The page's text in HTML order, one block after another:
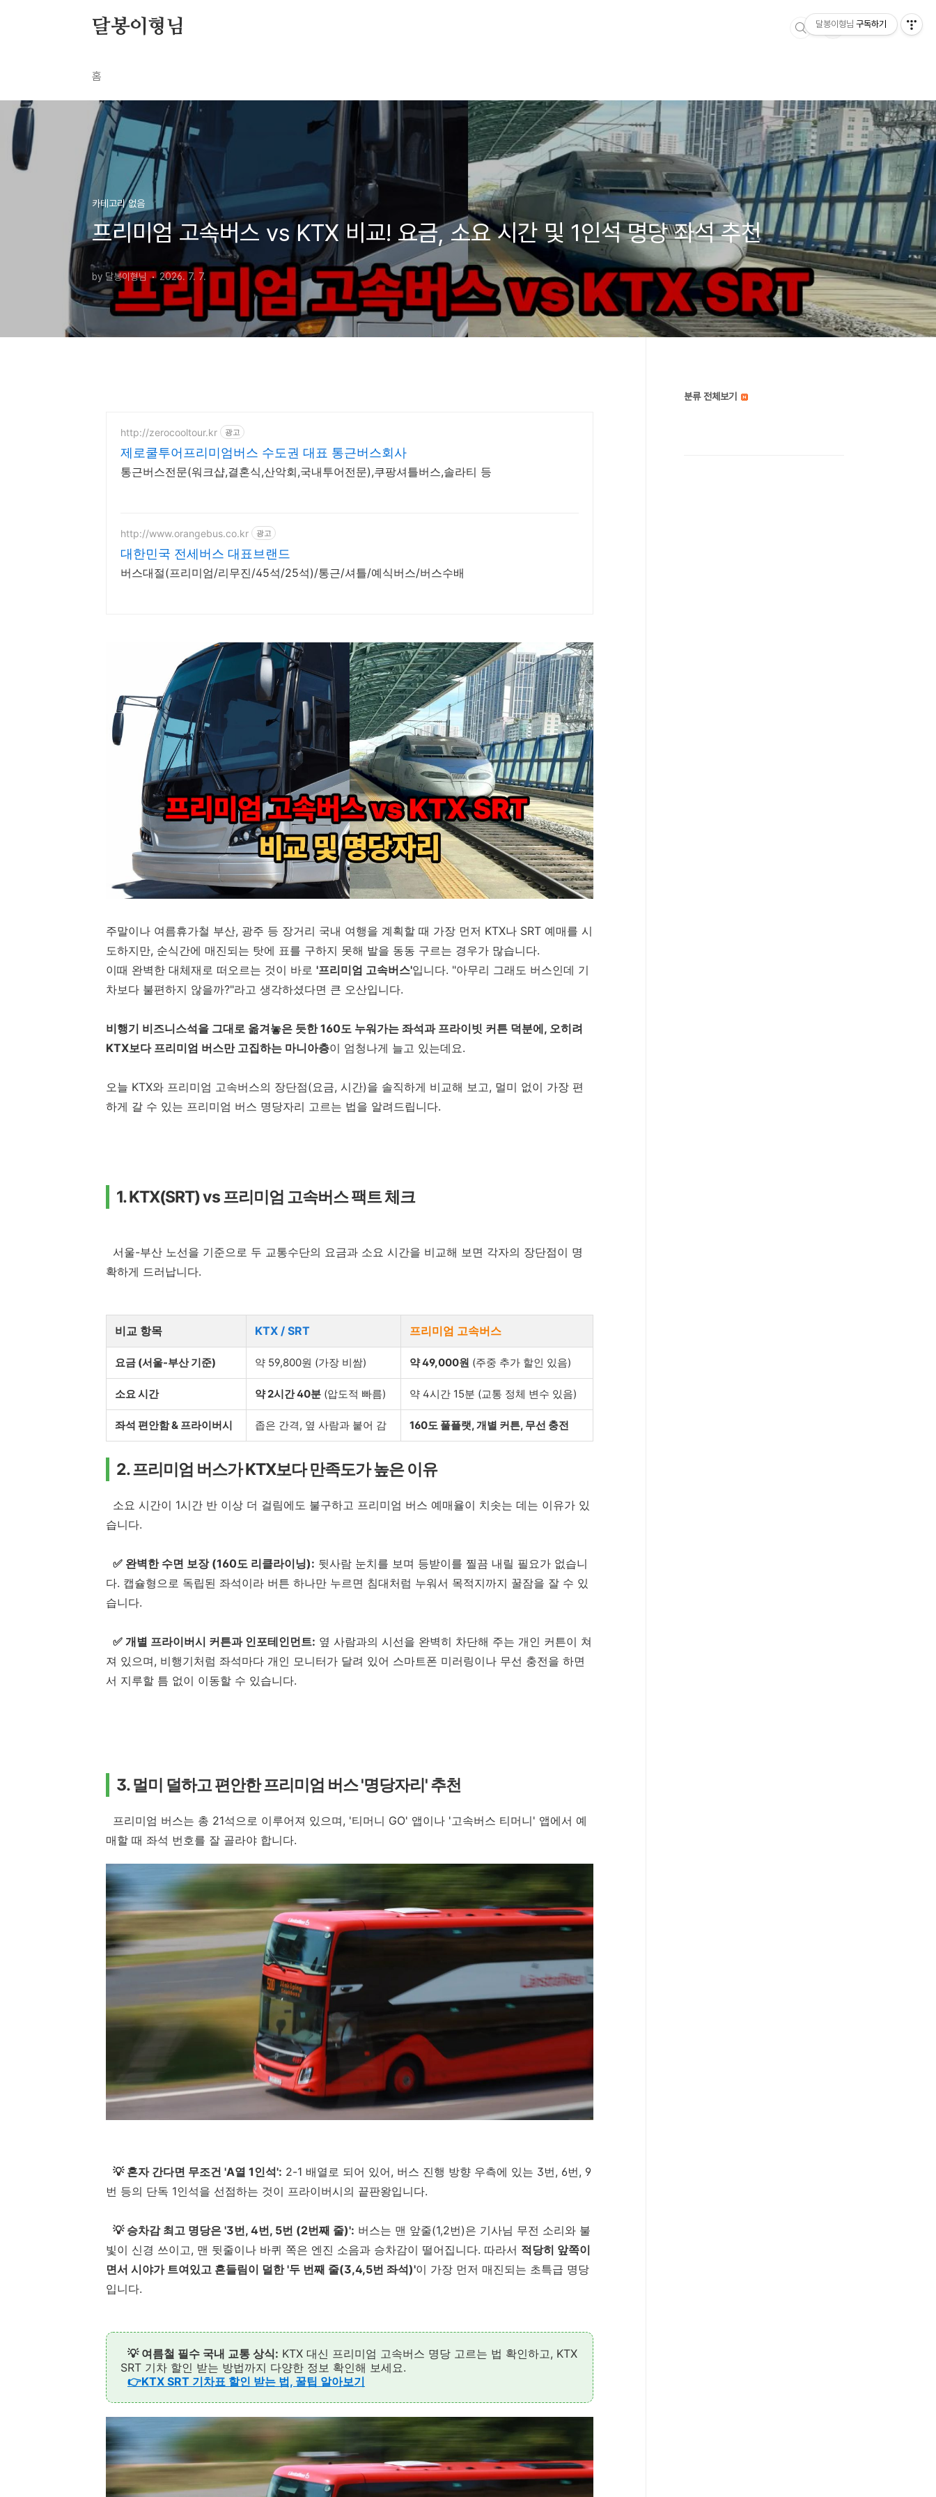
달봉이형님
홈
카테고리 없음
프리미엄 고속버스 vs KTX 비교! 요금, 소요 시간 및 1인석 명당 좌석 추천
by 달봉이형님 2026. 7. 7.
http://zerocooltour.kr 광고
제로쿨투어프리미엄버스 수도권 대표 통근버스회사
통근버스전문(워크샵,결혼식,산악회,국내투어전문),쿠팡셔틀버스,솔라티 등
http://www.orangebus.co.kr 광고
대한민국 전세버스 대표브랜드
버스대절(프리미엄/리무진/45석/25석)/통근/셔틀/예식버스/버스수배
주말이나 여름휴가철 부산, 광주 등 장거리 국내 여행을 계획할 때 가장 먼저 KTX나 SRT 예매를 시
도하지만, 순식간에 매진되는 탓에 표를 구하지 못해 발을 동동 구르는 경우가 많습니다.
이때 완벽한 대체재로 떠오르는 것이 바로 '프리미엄 고속버스'입니다. "아무리 그래도 버스인데 기
차보다 불편하지 않을까?"라고 생각하셨다면 큰 오산입니다.
비행기 비즈니스석을 그대로 옮겨놓은 듯한 160도 누워가는 좌석과 프라이빗 커튼 덕분에, 오히려
KTX보다 프리미엄 버스만 고집하는 마니아층이 엄청나게 늘고 있는데요.
오늘 KTX와 프리미엄 고속버스의 장단점(요금, 시간)을 솔직하게 비교해 보고, 멀미 없이 가장 편
하게 갈 수 있는 프리미엄 버스 명당자리 고르는 법을 알려드립니다.
1. KTX(SRT) vs 프리미엄 고속버스 팩트 체크
서울-부산 노선을 기준으로 두 교통수단의 요금과 소요 시간을 비교해 보면 각자의 장단점이 명
확하게 드러납니다.
비교 항목 KTX / SRT 프리미엄 고속버스
요금 (서울-부산 기준) 약 59,800원 (가장 비쌈) 약 49,000원 (주중 추가 할인 있음)
소요 시간 약 2시간 40분 (압도적 빠름) 약 4시간 15분 (교통 정체 변수 있음)
좌석 편안함 & 프라이버시 좁은 간격, 옆 사람과 붙어 감 160도 풀플랫, 개별 커튼, 무선 충전
2. 프리미엄 버스가 KTX보다 만족도가 높은 이유
소요 시간이 1시간 반 이상 더 걸림에도 불구하고 프리미엄 버스 예매율이 치솟는 데는 이유가 있
습니다.
✅ 완벽한 수면 보장 (160도 리클라이닝): 뒷사람 눈치를 보며 등받이를 찔끔 내릴 필요가 없습니
다. 캡슐형으로 독립된 좌석이라 버튼 하나만 누르면 침대처럼 누워서 목적지까지 꿀잠을 잘 수 있
습니다.
✅ 개별 프라이버시 커튼과 인포테인먼트: 옆 사람과의 시선을 완벽히 차단해 주는 개인 커튼이 쳐
져 있으며, 비행기처럼 좌석마다 개인 모니터가 달려 있어 스마트폰 미러링이나 무선 충전을 하면
서 지루할 틈 없이 이동할 수 있습니다.
3. 멀미 덜하고 편안한 프리미엄 버스 '명당자리' 추천
프리미엄 버스는 총 21석으로 이루어져 있으며, '티머니 GO' 앱이나 '고속버스 티머니' 앱에서 예
매할 때 좌석 번호를 잘 골라야 합니다.
💡 혼자 간다면 무조건 'A열 1인석': 2-1 배열로 되어 있어, 버스 진행 방향 우측에 있는 3번, 6번, 9
번 등의 단독 1인석을 선점하는 것이 프라이버시의 끝판왕입니다.
💡 승차감 최고 명당은 '3번, 4번, 5번 (2번째 줄)': 버스는 맨 앞줄(1,2번)은 기사님 무전 소리와 불
빛이 신경 쓰이고, 맨 뒷줄이나 바퀴 쪽은 엔진 소음과 승차감이 떨어집니다. 따라서 적당히 앞쪽이
면서 시야가 트여있고 흔들림이 덜한 '두 번째 줄(3,4,5번 좌석)'이 가장 먼저 매진되는 초특급 명당
입니다.
💡 여름철 필수 국내 교통 상식: KTX 대신 프리미엄 고속버스 명당 고르는 법 확인하고, KTX
SRT 기차 할인 받는 방법까지 다양한 정보 확인해 보세요.
👉KTX SRT 기차표 할인 받는 법, 꿀팁 알아보기
분류 전체보기
달봉이형님 구독하기